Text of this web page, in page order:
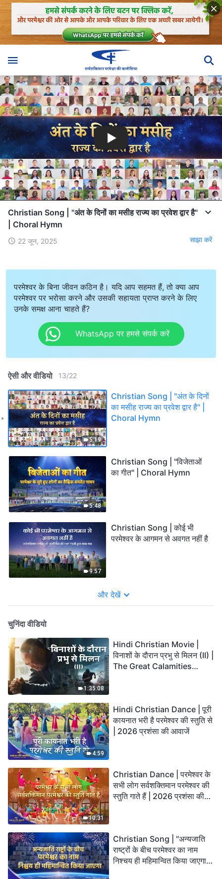
Christian Song | "अंत के दिनों का मसीह राज्य का प्रवेश द्वार है"
| Choral Hymn
22 जून, 2025 साझा करें
परमेश्वर के बिना जीवन कठिन है। यदि आप सहमत हैं, तो क्या आप
परमेश्वर पर भरोसा करने और उसकी सहायता प्राप्त करने के लिए
उनके समक्ष आना चाहते हैं?
WhatsApp पर हमसे संपर्क करें
ऐसी और वीडियो 13/22
5:19
Christian Song | "अंत के दिनों
का मसीह राज्य का प्रवेश द्वार है" |
Choral Hymn
5:48
Christian Song | "विजेताओं
का गीत" | Choral Hymn
9:57
Christian Song | कोई भी
परमेश्वर के आगमन से अवगत नहीं है
और देखें
चुनिंदा वीडियो
1:35:08
Hindi Christian Movie |
विनाशों के दौरान प्रभु से मिलन (II) |
The Great Calamities
4:59
Hindi Christian Dance | पूरी
कायनात भरी है परमेश्वर की स्तुति से
| 2026 प्रशंसा की आवाजें
10:31
Christian Dance | परमेश्वर के
सभी लोग सर्वशक्तिमान परमेश्वर की
स्तुति गाते हैं | 2026 प्रशंसा की
Christian Song | "अन्यजाति
राष्ट्रों के बीच परमेश्वर का नाम
निश्चय ही महिमान्वित किया जाएगा" |